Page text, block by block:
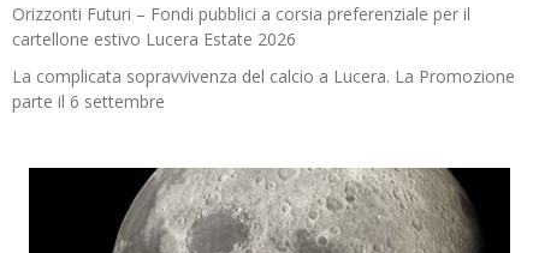
Orizzonti Futuri – Fondi pubblici a corsia preferenziale per il
cartellone estivo Lucera Estate 2026
La complicata sopravvivenza del calcio a Lucera. La Promozione
parte il 6 settembre